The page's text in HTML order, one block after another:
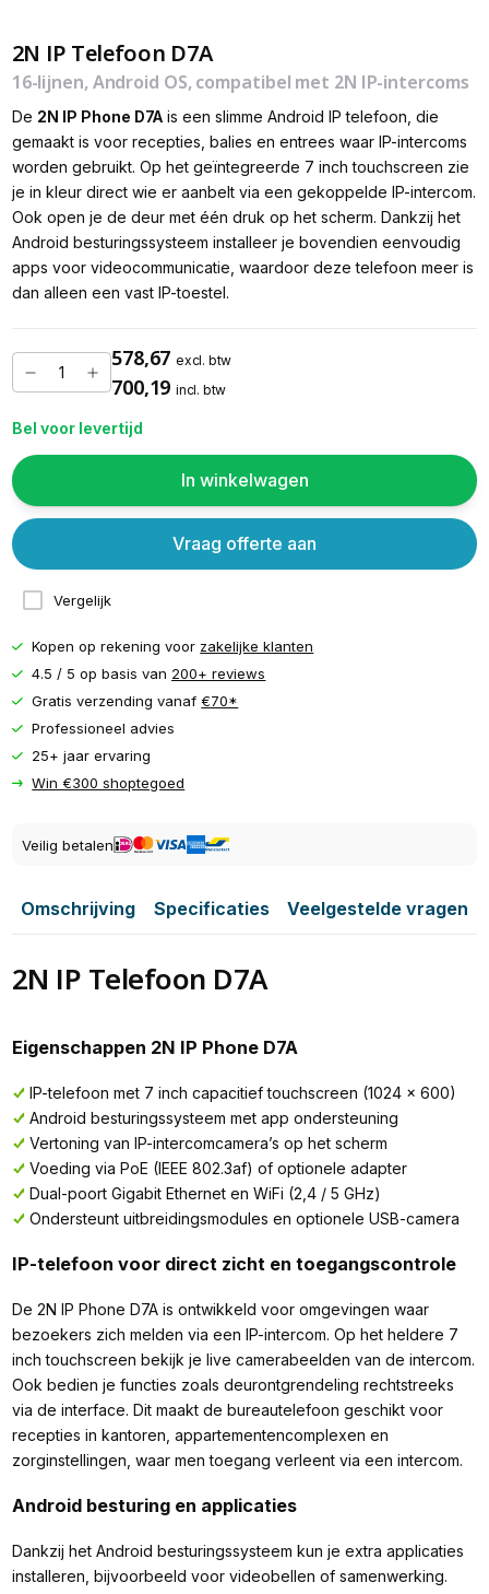
2N IP Telefoon D7A
16-lijnen, Android OS, compatibel met 2N IP-intercoms
De 2N IP Phone D7Ais een slimme Android IP telefoon, die
gemaakt is voor recepties, balies en entrees waar IP-intercoms
worden gebruikt. Op het geïntegreerde 7 inch touchscreen zie
je in kleur direct wie er aanbelt via een gekoppelde IP-intercom.
Ook open je de deur met één druk op het scherm. Dankzij het
Android besturingssysteem installeer je bovendien eenvoudig
apps voor videocommunicatie, waardoor deze telefoon meer is
dan alleen een vast IP-toestel.
578,67 excl. btw
700,19 incl. btw
Bel voor levertijd
In winkelwagen
Vergelijk
Vraag offerte aan
Kopen op rekening voor zakelijke klanten
4.5 / 5 op basis van 200+ reviews
Gratis verzending vanaf€70*
Professioneel advies
25+ jaar ervaring
Win €300 shoptegoed
Veilig betalen
Omschrijving Specificaties Veelgestelde vragen
2N IP Telefoon D7A
Eigenschappen 2N IP Phone D7A
IP-telefoon met 7 inch capacitief touchscreen (1024 x 600)
Android besturingssysteem met app ondersteuning
Vertoning van IP-intercomcamera’s op het scherm
Voeding via PoE (IEEE 802.3af) of optionele adapter
Dual-poort Gigabit Ethernet en WiFi (2,4 / 5 GHz)
Ondersteunt uitbreidingsmodules en optionele USB-camera
IP-telefoon voor direct zicht en toegangscontrole
De 2N IP Phone D7A is ontwikkeld voor omgevingen waar
bezoekers zich melden via een IP-intercom. Op het heldere 7
inch touchscreen bekijk je live camerabeelden van de intercom.
Ook bedien je functies zoals deurontgrendeling rechtstreeks
via de interface. Dit maakt de bureautelefoon geschikt voor
recepties in kantoren, appartementencomplexen en
zorginstellingen, waar men toegang verleent via een intercom.
Android besturing en applicaties
Dankzij het Android besturingssysteem kun je extra applicaties
installeren, bijvoorbeeld voor videobellen of samenwerking.